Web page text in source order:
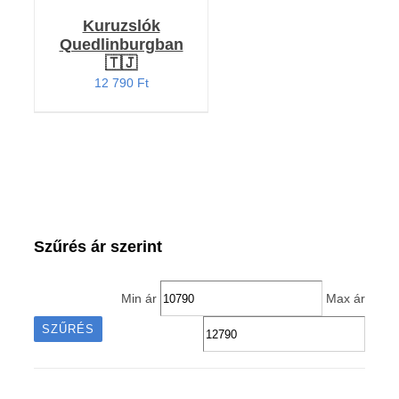
Kuruzslók
Quedlinburgban
🇹🇯
12 790 Ft
Szűrés ár szerint
Min ár Max ár
SZŰRÉS